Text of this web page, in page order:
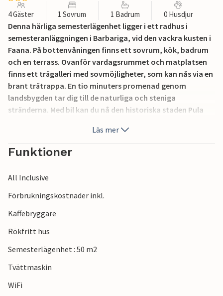
4 Gäster 1 Sovrum 1 Badrum 0 Husdjur
Denna härliga semesterlägenhet ligger i ett radhus i
semesteranläggningen i Barbariga, vid den vackra kusten i
Faana. På bottenvåningen finns ett sovrum, kök, badrum
och en terrass. Ovanför vardagsrummet och matplatsen
finns ett trägalleri med sovmöjligheter, som kan nås via en
brant trätrappa. En tio minuters promenad genom
landsbygden tar dig till de naturliga och steniga
stränderna. Med bil kan du nå den historiska staden Pula
Läs mer
Funktioner
All Inclusive
Förbrukningskostnader inkl.
Kaffebryggare
Rökfritt hus
Semesterlägenhet : 50 m2
Tvättmaskin
WiFi